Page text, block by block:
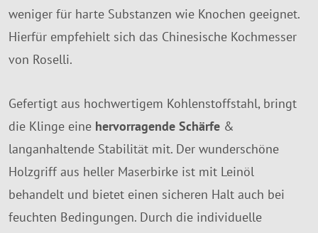
weniger für harte Substanzen wie Knochen geeignet.
Hierfür empfehielt sich das Chinesische Kochmesser
von Roselli.
Gefertigt aus hochwertigem Kohlenstoffstahl, bringt
die Klinge eine hervorragende Schärfe &
langanhaltende Stabilität mit. Der wunderschöne
Holzgriff aus heller Maserbirke ist mit Leinöl
behandelt und bietet einen sicheren Halt auch bei
feuchten Bedingungen. Durch die individuelle